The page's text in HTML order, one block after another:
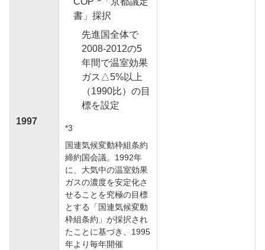
1997
書」採択
先進国全体で
2008-2012の5
年間で温室効果
ガス△5%以上
（1990比）の目
標を設定
*3
国連気候変動枠組条約
締約国会議。1992年
に、大気中の温室効果
ガスの濃度を安定化さ
せることを究極の目標
とする「国連気候変動
枠組条約」が採択され
たことに基づき、1995
年より毎年開催